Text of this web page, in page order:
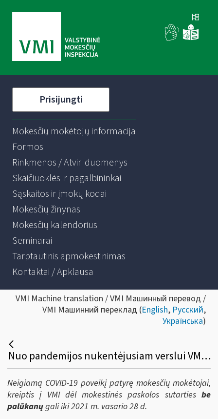
Prisijungti
Mokesčių mokėtojų informacija
Formos
Rinkmenos / Atviri duomenys
Skaičiuoklės ir pagalbininkai
Sąskaitos ir įmokų kodai
Mokesčių žinynas
Mokesčių kalendorius
Seminarai
Tarptautinis apmokestinimas
Kontaktai / Apklausa
VMI Machine translation / VMI Машинный перевод /
VMI Машинний переклад (English, Русский,
Українська)
Nuo pandemijos nukentėjusiam verslui VMI mokestinės paskolos sutartys 2 metams – be palūkanų ir be klausimų
Neigiamą COVID-19 poveikį patyrę mokesčių mokėtojai,
kreiptis į VMI dėl mokestinės paskolos sutarties be
palūkanųgali iki 2021 m. vasario 28 d.